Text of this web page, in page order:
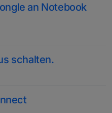
an Notebook
schalten.